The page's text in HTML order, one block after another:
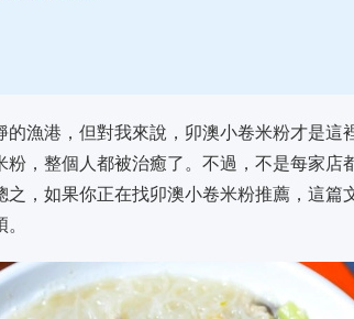
漁港，但對我來說，卯澳小卷米粉才是這
，整個人都被治癒了。不過，不是每家店
，如果你正在找卯澳小卷米粉推薦，這篇